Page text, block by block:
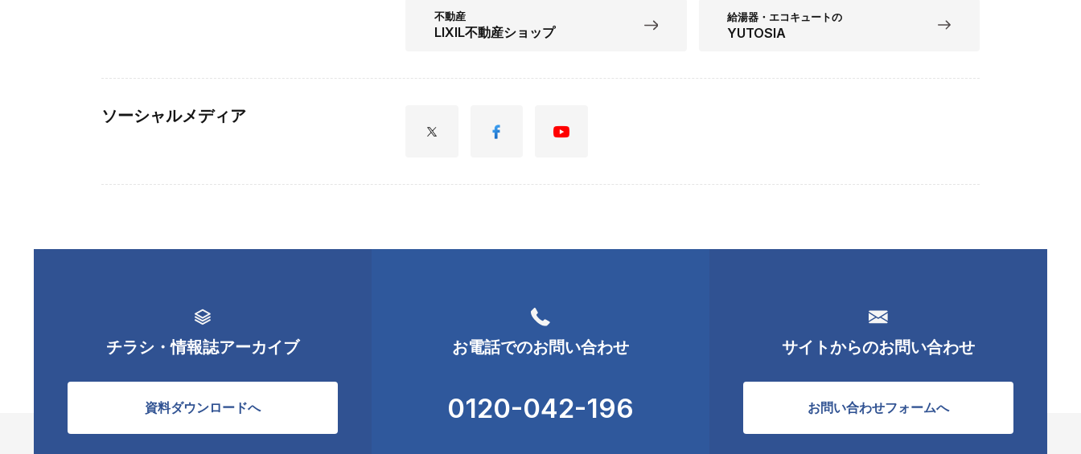
不動産
LIXIL不動産ショップ
給湯器・エコキュートの
YUTOSIA
ソーシャルメディア
チラシ・情報誌アーカイブ
資料ダウンロードへ
お電話でのお問い合わせ
0120-042-196
サイトからのお問い合わせ
お問い合わせフォームへ